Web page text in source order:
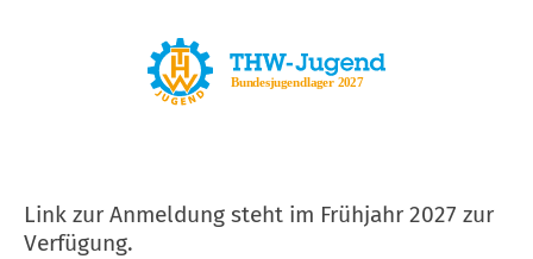
Link zur Anmeldung steht im Frühjahr 2027 zur
Verfügung.